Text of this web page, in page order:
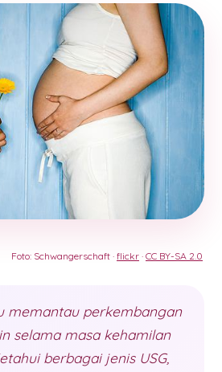
Foto: Schwangerschaft · flickr · CC BY-SA 2.0
memantau perkembangan
selama masa kehamilan
berbagai jenis USG,